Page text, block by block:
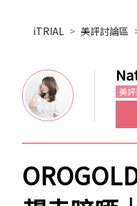
iTRIAL 美評討論區
美